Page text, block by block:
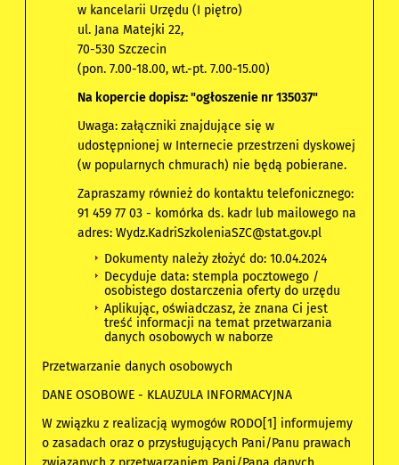
w kancelarii Urzędu (I piętro)
ul. Jana Matejki 22,
70-530 Szczecin
(pon. 7.00-18.00, wt.-pt. 7.00-15.00)
Na kopercie dopisz: "ogłoszenie nr 135037"
Uwaga: załączniki znajdujące się w
udostępnionej w Internecie przestrzeni dyskowej
(w popularnych chmurach) nie będą pobierane.
Zapraszamy również do kontaktu telefonicznego:
91 459 77 03 - komórka ds. kadr lub mailowego na
adres: Wydz.KadriSzkoleniaSZC@stat.gov.pl
Dokumenty należy złożyć do: 10.04.2024
Decyduje data: stempla pocztowego /
osobistego dostarczenia oferty do urzędu
Aplikując, oświadczasz, że znana Ci jest
treść informacji na temat przetwarzania
danych osobowych w naborze
Przetwarzanie danych osobowych
DANE OSOBOWE - KLAUZULA INFORMACYJNA
W związku z realizacją wymogów RODO[1] informujemy
o zasadach oraz o przysługujących Pani/Panu prawach